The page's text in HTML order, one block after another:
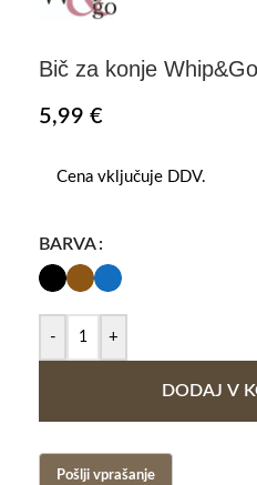
Bič za konje Whip&Go
5,99 €
Cena vključuje DDV.
BARVA
- +
DODAJ V